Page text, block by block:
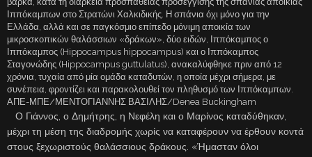
Ιππόκαμπων στο Στρατώνι Χαλκιδικής. Η σπάνια όχι μόνο για την
Ελλάδα, αλλά και σε παγκόσμιο επίπεδο μόνιμη αποικία των
μικροσκοπικών θαλάσσιων «δράκων», δύο ειδών, Ιππόκαμπος ο
Ιππόκαμπος (Hippocampus hippocampus) και ο Ιππόκαμπος
Σταγονώδης (Hippocampus guttulatus), ανακαλύφθηκε πριν από 12
χρόνια, τυχαία από μία ομάδα καταδυτών, η οποία μέχρι σήμερα, με
συνέπεια, φροντίζει και παρακολουθεί τον πληθυσμό των Ιππόκαμπων.
ΑΠΕ-ΜΠΕ/ΜΕΝΤΟΓΙΑΝΝΗΣ ΒΑΣΙΛΗΣ/Denea Buckingham
Ο Γιάννος, ο Δημήτρης, η Νεφέλη και ο Μαρίνος καταδύθηκαν,
μέχρι τη μέση της διαδρομής χωρίς να καταφέρουν να έρθουν κοντά
στους ξεχωριστούς θαλάσσιους δράκους. «Ήμασταν όλοι